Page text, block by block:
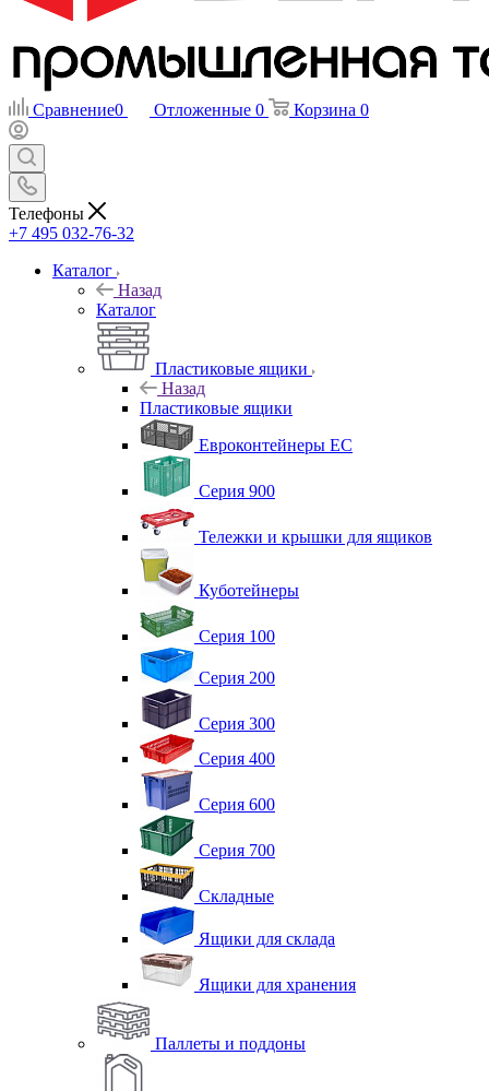
Сравнение0 Отложенные 0 Корзина 0
Телефоны
+7 495 032-76-32
Каталог
Назад
Каталог
Пластиковые ящики
Назад
Пластиковые ящики
Евроконтейнеры ЕС
Серия 900
Тележки и крышки для ящиков
Куботейнеры
Серия 100
Серия 200
Серия 300
Серия 400
Серия 600
Серия 700
Складные
Ящики для склада
Ящики для хранения
Паллеты и поддоны